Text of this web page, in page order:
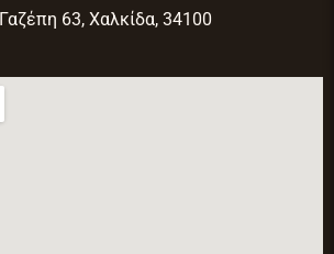
Γαζέπη 63, Χαλκίδα, 34100